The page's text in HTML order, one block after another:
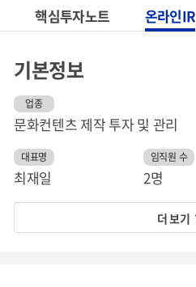
핵심투자노트 온라인IR
기본정보
업종
문화컨텐츠 제작 투자 및 관리
대표명
최재일
임직원 수
2명
더 보기